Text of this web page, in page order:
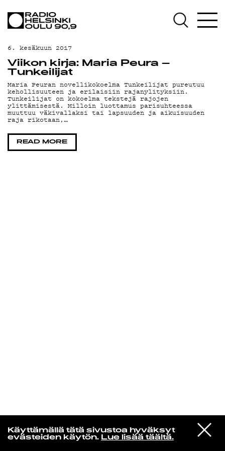
Käyttämällä tätä sivustoa hyväksyt
evästeiden käytön. Lue lisää täältä.
VIESTI
STUDIOON
Melenas
Bang
AJANKOHTAISTA
OHJELMAT
TEKIJÄT
ON-DEMAND
PODCAST
MAINOSTA
YHTEYSTIEDOT
6. kesäkuun 2017
Viikon kirja: Maria Peura –
Tunkeilijat
Maria Peuran novellikokoelma Tunkeilijat pureutuu
kehollisuuteen ja erilaisiin rajanylityksiin.
Tunkeilijat on kokoelma tekstejä rajojen
ylittämisestä. Milloin luottamus parisuhteessa
muuttuu väkivallaksi tai lapsuuden ja aikuisuuden
raja rikotaan,…
READ MORE